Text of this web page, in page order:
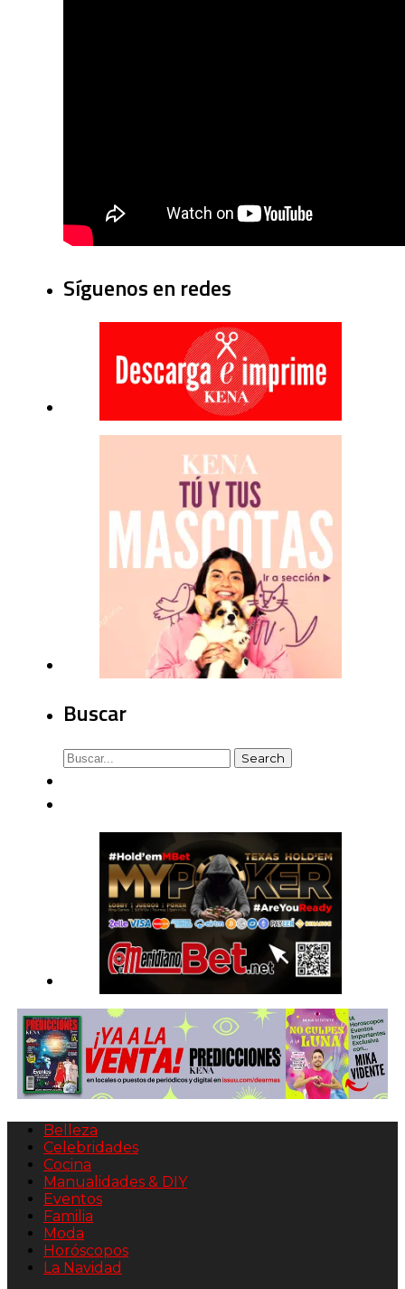
Síguenos en redes
Buscar
Belleza
Celebridades
Cocina
Manualidades & DIY
Eventos
Familia
Moda
Horóscopos
La Navidad